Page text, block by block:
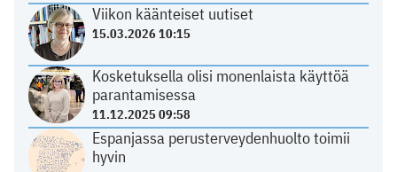
Viikon käänteiset uutiset
15.03.2026 10:15
Kosketuksella olisi monenlaista käyttöä
parantamisessa
11.12.2025 09:58
Espanjassa perusterveydenhuolto toimii
hyvin